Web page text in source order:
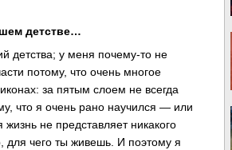
детстве…
детства; у меня почему-то не
потому, что очень многое
за пятым слоем не всегда
что я очень рано научился — или
не представляет никакого
для чего ты живешь. И поэтому я